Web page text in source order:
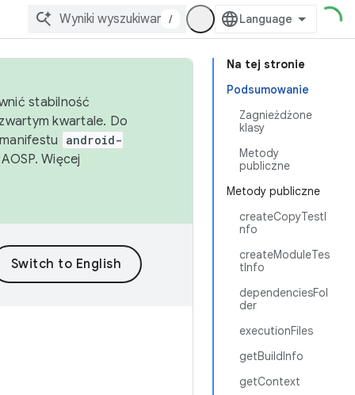
/
Na tej stronie
Podsumowanie
Zagnieżdżone
klasy
Metody
publiczne
Metody publiczne
createCopyTestI
nfo
createModuleTes
tInfo
dependenciesFol
der
executionFiles
getBuildInfo
getContext
stabilność
kwartale. Do
android-
Więcej